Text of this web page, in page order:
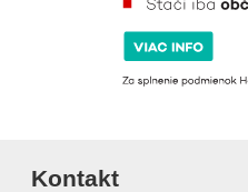
Kontakt